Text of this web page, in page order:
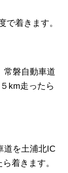
で着きます。
常磐自動車道
km走ったら
道を土浦北IC
着きます。